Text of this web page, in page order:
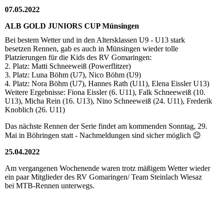
07.05.2022
ALB GOLD JUNIORS CUP Münsingen
Bei bestem Wetter und in den Altersklassen U9 - U13 stark
besetzen Rennen, gab es auch in Münsingen wieder tolle
Platzierungen für die Kids des RV Gomaringen:
2. Platz: Matti Schneeweiß (Powerflitzer)
3. Platz: Luna Böhm (U7), Nico Böhm (U9)
4. Platz: Nora Böhm (U7), Hannes Rath (U11), Elena Eissler U13)
Weitere Ergebnisse: Fiona Eissler (6. U11), Falk Schneeweiß (10.
U13), Micha Rein (16. U13), Nino Schneeweiß (24. U11), Frederik
Knoblich (26. U11)
Das nächste Rennen der Serie findet am kommenden Sonntag, 29.
Mai in Böhringen statt - Nachmeldungen sind sicher möglich 😉
25.04.2022
Am vergangenen Wochenende waren trotz mäßigem Wetter wieder
ein paar Mitglieder des RV Gomaringen/ Team Steinlach Wiesaz
bei MTB-Rennen unterwegs.